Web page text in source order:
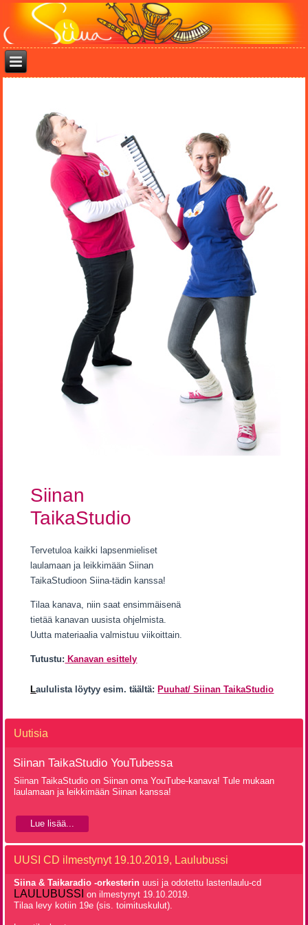
Siinan
TaikaStudio
Tervetuloa kaikki lapsenmieliset
laulamaan ja leikkimään Siinan
TaikaStudioon Siina-tädin kanssa!
Tilaa kanava, niin saat ensimmäisenä
tietää kanavan uusista ohjelmista.
Uutta materiaalia valmistuu viikoittain.
Tutustu: Kanavan esittely
Laululista löytyy esim. täältä: Puuhat/ Siinan TaikaStudio
Uutisia
Siinan TaikaStudio YouTubessa
Siinan TaikaStudio on Siinan oma YouTube-kanava! Tule mukaan
laulamaan ja leikkimään Siinan kanssa!
Lue lisää...
UUSI CD ilmestynyt 19.10.2019, Laulubussi
Siina & Taikaradio -orkesterinuusi ja odotettu lastenlaulu-cd
LAULUBUSSI on ilmestynyt 19.10.2019.
Tilaa levy kotiin 19e (sis. toimituskulut).